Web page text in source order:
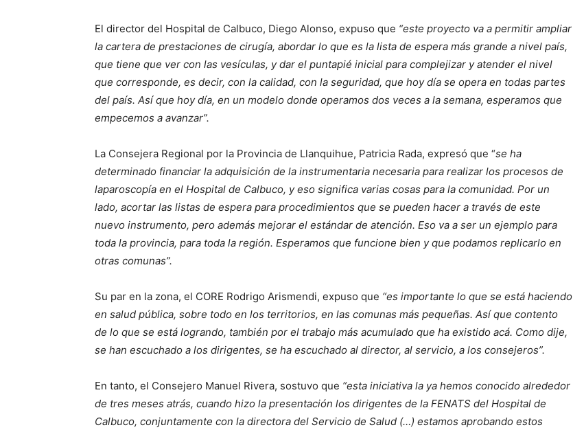
El director del Hospital de Calbuco, Diego Alonso, expuso que “este proyecto va a permitir ampliar
la cartera de prestaciones de cirugía, abordar lo que es la lista de espera más grande a nivel país,
que tiene que ver con las vesículas, y dar el puntapié inicial para complejizar y atender el nivel
que corresponde, es decir, con la calidad, con la seguridad, que hoy día se opera en todas partes
del país. Así que hoy día, en un modelo donde operamos dos veces a la semana, esperamos que
empecemos a avanzar”.
La Consejera Regional por la Provincia de Llanquihue, Patricia Rada, expresó que “se ha
determinado financiar la adquisición de la instrumentaria necesaria para realizar los procesos de
laparoscopía en el Hospital de Calbuco, y eso significa varias cosas para la comunidad. Por un
lado, acortar las listas de espera para procedimientos que se pueden hacer a través de este
nuevo instrumento, pero además mejorar el estándar de atención. Eso va a ser un ejemplo para
toda la provincia, para toda la región. Esperamos que funcione bien y que podamos replicarlo en
otras comunas”.
Su par en la zona, el CORE Rodrigo Arismendi, expuso que “es importante lo que se está haciendo
en salud pública, sobre todo en los territorios, en las comunas más pequeñas. Así que contento
de lo que se está logrando, también por el trabajo más acumulado que ha existido acá. Como dije,
se han escuchado a los dirigentes, se ha escuchado al director, al servicio, a los consejeros”.
En tanto, el Consejero Manuel Rivera, sostuvo que “esta iniciativa la ya hemos conocido alrededor
de tres meses atrás, cuando hizo la presentación los dirigentes de la FENATS del Hospital de
Calbuco, conjuntamente con la directora del Servicio de Salud (…) estamos aprobando estos